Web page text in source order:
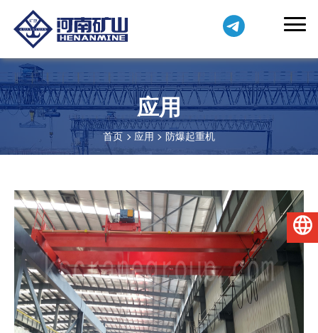
应用
首页 应用 防爆起重机
简体中文